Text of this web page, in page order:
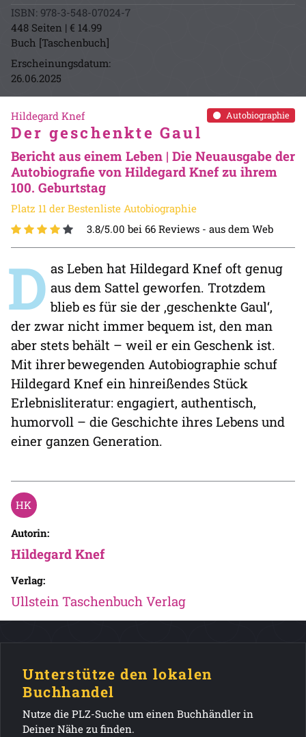
ISBN: 978-3-548-07024-7
448 Seiten | € 14.99
Buch [Taschenbuch]
Erscheinungsdatum:
26.06.2025
Autobiographie
Hildegard Knef
Der geschenkte Gaul
Bericht aus einem Leben | Die Neuausgabe der
Autobiografie von Hildegard Knef zu ihrem
100. Geburtstag
Platz 11 der Bestenliste Autobiographie
3.8/5.00 bei 66 Reviews - aus dem Web
D as Leben hat Hildegard Knef oft genug
aus dem Sattel geworfen. Trotzdem
blieb es für sie der ‚geschenkte Gaul‘,
der zwar nicht immer bequem ist, den man
aber stets behält – weil er ein Geschenk ist.
Mit ihrer bewegenden Autobiographie schuf
Hildegard Knef ein hinreißendes Stück
Erlebnisliteratur: engagiert, authentisch,
humorvoll – die Geschichte ihres Lebens und
einer ganzen Generation.
Autorin:
Hildegard Knef
Verlag:
Ullstein Taschenbuch Verlag
Unterstütze den lokalen
Buchhandel
Nutze die PLZ-Suche um einen Buchhändler in
Deiner Nähe zu finden.